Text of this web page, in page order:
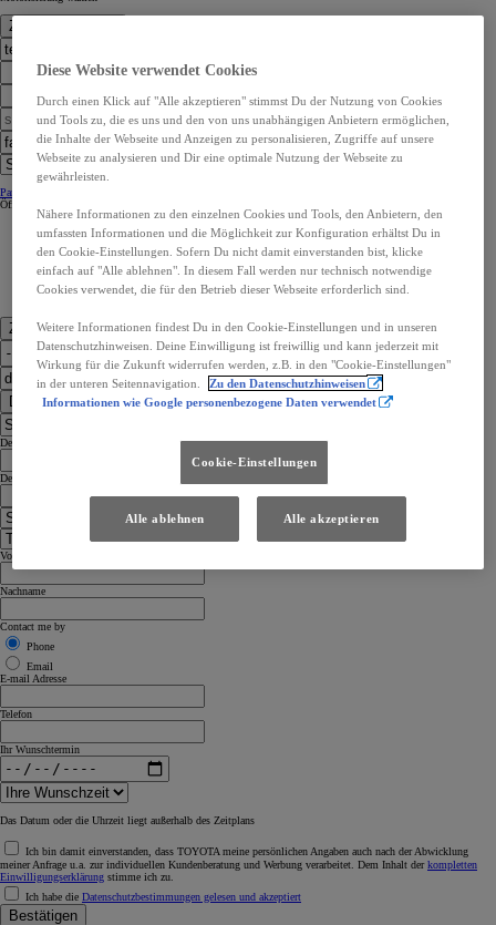
Zur Standortwahl
Partner Kontaktangaben:
Öffnungszeiten
Zu den Kontaktdaten
Dealer Finder
Dealer Language
Dealer Country
Vorname
Nachname
Contact me by
Phone
Email
E-mail Adresse
Telefon
Ihr Wunschtermin
Das Datum oder die Uhrzeit liegt außerhalb des Zeitplans
Ich bin damit einverstanden, dass TOYOTA meine persönlichen Angaben auch nach der Abwicklung
meiner Anfrage u.a. zur individuellen Kundenberatung und Werbung verarbeitet. Dem Inhalt derkompletten
Einwilligungserklärung stimme ich zu.
Ich habe die Datenschutzbestimmungen gelesen und akzeptiert
Bestätigen
Diese Website verwendet Cookies
Durch einen Klick auf "Alle akzeptieren" stimmst Du der Nutzung von Cookies
und Tools zu, die es uns und den von uns unabhängigen Anbietern ermöglichen,
die Inhalte der Webseite und Anzeigen zu personalisieren, Zugriffe auf unsere
Webseite zu analysieren und Dir eine optimale Nutzung der Webseite zu
gewährleisten.
Nähere Informationen zu den einzelnen Cookies und Tools, den Anbietern, den
umfassten Informationen und die Möglichkeit zur Konfiguration erhältst Du in
den Cookie-Einstellungen. Sofern Du nicht damit einverstanden bist, klicke
einfach auf "Alle ablehnen". In diesem Fall werden nur technisch notwendige
Cookies verwendet, die für den Betrieb dieser Webseite erforderlich sind.
Weitere Informationen findest Du in den Cookie-Einstellungen und in unseren
Datenschutzhinweisen. Deine Einwilligung ist freiwillig und kann jederzeit mit
Wirkung für die Zukunft widerrufen werden, z.B. in den "Cookie-Einstellungen"
in der unteren Seitennavigation.
Zu den Datenschutzhinweisen
Informationen wie Google personenbezogene Daten verwendet
Cookie-Einstellungen
Alle ablehnen Alle akzeptieren